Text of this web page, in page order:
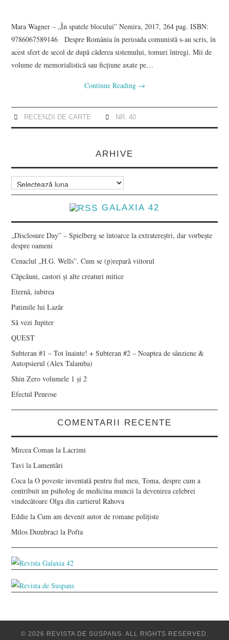
Mara Wagner – „În spatele blocului” Nemira, 2017, 264 pag. ISBN:
9786067589146 Despre România în perioada comunistă s-au scris, în
acest sfert de secol de după căderea sistemului, tomuri întregi. Mii de
volume de memorialistică sau ficțiune axate pe…
Continue Reading →
RECENZII DE CARTE NR. 40
ARHIVE
Arhive
GALAXIA 42
„Disclosure Day” – Spielberg se întoarce la extratereștri, dar vorbește
despre oameni
Cenaclul „H.G. Wells”. Cum se (p)repară viitorul
Căpcăuni, castori și alte creaturi mitice
Eternă, iubirea
Patimile lui Lazăr
Să vezi Jupiter
QUEST
Subteran #1 – Tot înainte! + Subteran #2 – Noaptea de sânziene &
Autopsierul (Alex Talamba)
Shin Zero volumele 1 și 2
Efectul Penrose
COMENTARII RECENTE
Mircea Coman laLacrimi
Tavi laLamentări
Coca laO poveste inventată pentru fiul meu, Toma, despre cum a
contribuit un psiholog de medicina muncii la devenirea celebrei
vindecătoare Olga din cartierul Rahova
Eddie laCum am devenit autor de romane polițiste
Milos Dumbraci laPofta
© 2026 REVISTA DE SUSPANS. ALL RIGHTS RESERVED.